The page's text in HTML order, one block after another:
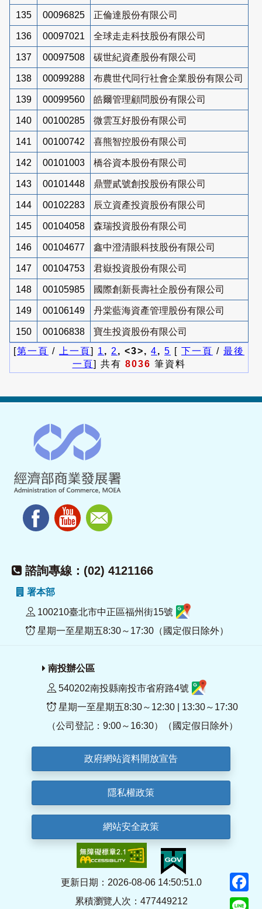
135 00096825 正倫達股份有限公司
136 00097021 全球走走科技股份有限公司
137 00097508 碳世紀資產股份有限公司
138 00099288 布農世代同行社會企業股份有限公司
139 00099560 皓爾管理顧問股份有限公司
140 00100285 微雲互好股份有限公司
141 00100742 喜熊智控股份有限公司
142 00101003 橋谷資本股份有限公司
143 00101448 鼎豐貳號創投股份有限公司
144 00102283 辰立資產投資股份有限公司
145 00104058 森瑞投資股份有限公司
146 00104677 鑫中澄清眼科技股份有限公司
147 00104753 君嶽投資股份有限公司
148 00105985 國際創新長壽社企股份有限公司
149 00106149 丹棠藍海資產管理股份有限公司
150 00106838
寶生投資股份有限公司
[第一頁 / 上一頁] 1 , 2 , <3>, 4, 5 [ 下一頁 / 最後
一頁] 共有 8036 筆資料
諮詢專線：(02) 4121166
署本部
100210臺北市中正區福州街15號
星期一至星期五8:30～17:30（國定假日除外）
南投辦公區
540202南投縣南投市省府路4號
星期一至星期五8:30～12:30 | 13:30～17:30
（公司登記：9:00～16:30）（國定假日除外）
政府網站資料開放宣告
隱私權政策
網站安全政策
更新日期：2026-08-06 14:50:51.0
累積瀏覽人次：477449212